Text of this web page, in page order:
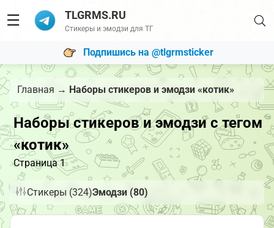
☰ TLGRMS.RU
Стикеры и эмодзи для ТГ
Подпишись на @tlgrmsticker
Главная → Наборы стикеров и эмодзи «котик»
Наборы стикеров и эмодзи с тегом
«котик»
Страница 1
Стикеры (324)Эмодзи (80)